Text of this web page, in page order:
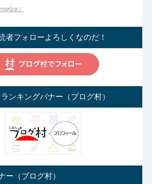
）
者フォローよろしくなのだ！
ンキングバナー（ブログ村）
ー（ブログ村）